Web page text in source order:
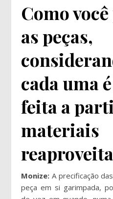
Como
as peças,
cada uma
feita a
materiais
Monize: A precificação
peça em si garimpada,